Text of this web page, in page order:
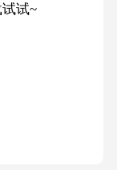
试~